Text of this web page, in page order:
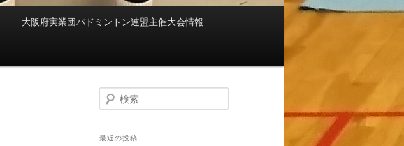
大阪府実業団バドミントン連盟主催大会情報
検索
最近の投稿